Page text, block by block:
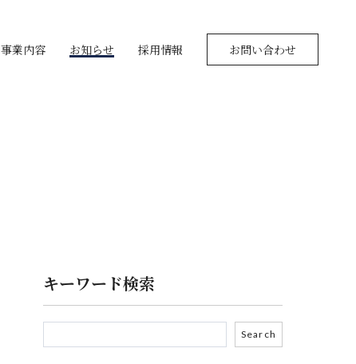
事業内容 お知らせ 採用情報 お問い合わせ
キーワード検索